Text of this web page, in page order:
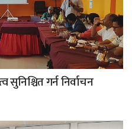
गर्न निर्वाचन